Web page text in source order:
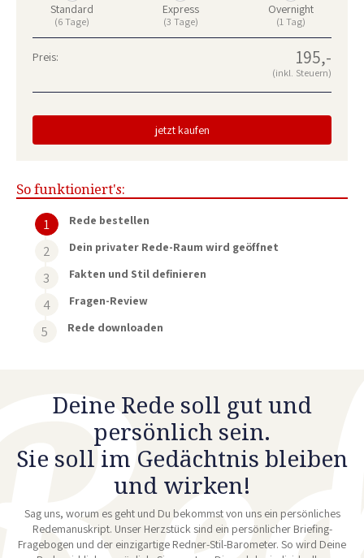
Standard
(6 Tage)
Express
(3 Tage)
Overnight
(1 Tag)
Preis: 195,-
(inkl. Steuern)
jetzt kaufen
So funktioniert's:
Rede bestellen
Dein privater Rede-Raum wird geöffnet
Fakten und Stil definieren
Fragen-Review
Rede downloaden
Deine Rede soll gut und
persönlich sein.
Sie soll im Gedächtnis bleiben
und wirken!
Sag uns, worum es geht und Du bekommst von uns ein persönliches
Redemanuskript. Unser Herzstück sind ein persönlicher Briefing-
Fragebogen und der einzigartige Redner-Stil-Barometer. So wird Deine